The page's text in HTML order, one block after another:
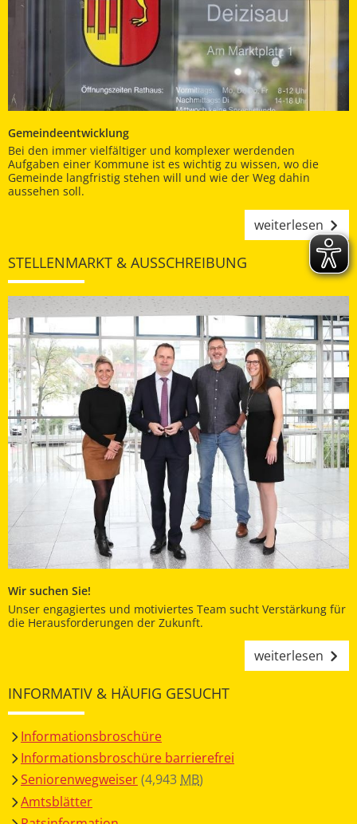
Gemeindeentwicklung
Bei den immer vielfältiger und komplexer werdenden
Aufgaben einer Kommune ist es wichtig zu wissen, wo die
Gemeinde langfristig stehen will und wie der Weg dahin
aussehen soll.
weiterlesen
STELLENMARKT & AUSSCHREIBUNG
Wir suchen Sie!
Unser engagiertes und motiviertes Team sucht Verstärkung für
die Herausforderungen der Zukunft.
weiterlesen
INFORMATIV & HÄUFIG GESUCHT
Informationsbroschüre
Informationsbroschüre barrierefrei
Seniorenwegweiser(4,943MB)
Amtsblätter